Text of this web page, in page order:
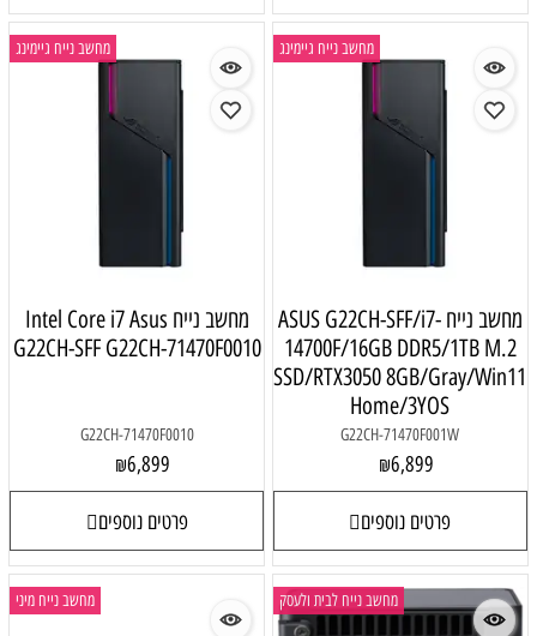
מחשב נייח גיימינג
מחשב נייח ASUS G22CH-SFF/i7-
14700F/16GB DDR5/1TB M.2
SSD/RTX3050 8GB/Gray/Win11
Home/3YOS
G22CH-71470F001W
₪6,899
פרטים נוספים
מחשב נייח גיימינג
מחשב נייח Intel Core i7 Asus
G22CH-SFF G22CH-71470F0010
G22CH-71470F0010
₪6,899
פרטים נוספים
מחשב נייח לבית ולעסק מחשב נייח מיני